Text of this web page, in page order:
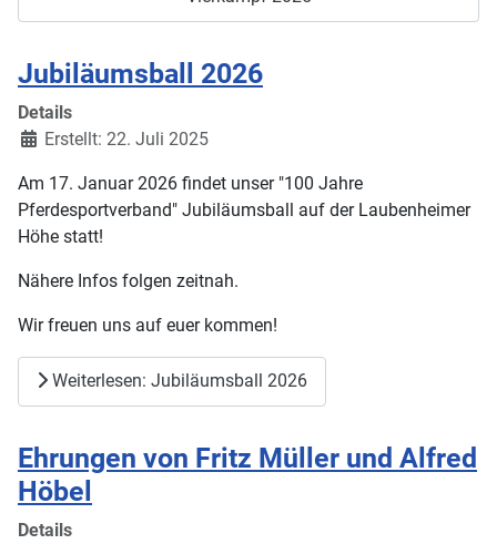
Jubiläumsball 2026
Details
Erstellt: 22. Juli 2025
Am 17. Januar 2026 findet unser "100 Jahre
Pferdesportverband" Jubiläumsball auf der Laubenheimer
Höhe statt!
Nähere Infos folgen zeitnah.
Wir freuen uns auf euer kommen!
Weiterlesen: Jubiläumsball 2026
Ehrungen von Fritz Müller und Alfred
Höbel
Details